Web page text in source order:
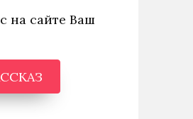
на сайте Ваш